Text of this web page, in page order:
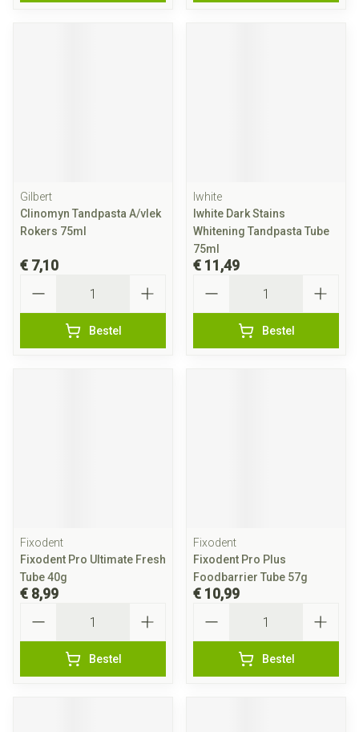
Gilbert
Clinomyn Tandpasta A/vlek
Rokers 75ml
€ 7,10
Bestel
Iwhite
Iwhite Dark Stains
Whitening Tandpasta Tube
75ml
€ 11,49
Bestel
Fixodent
Fixodent Pro Ultimate Fresh
Tube 40g
€ 8,99
Bestel
Fixodent
Fixodent Pro Plus
Foodbarrier Tube 57g
€ 10,99
Bestel